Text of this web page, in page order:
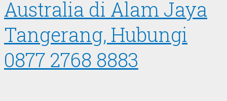
Australia di Alam Jaya
Tangerang, Hubungi
0877 2768 8883